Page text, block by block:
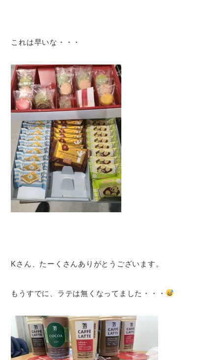
これは早いな・・・
Kさん、たーくさんありがとうございます。
もうすでに、ラテは無くなってました・・・